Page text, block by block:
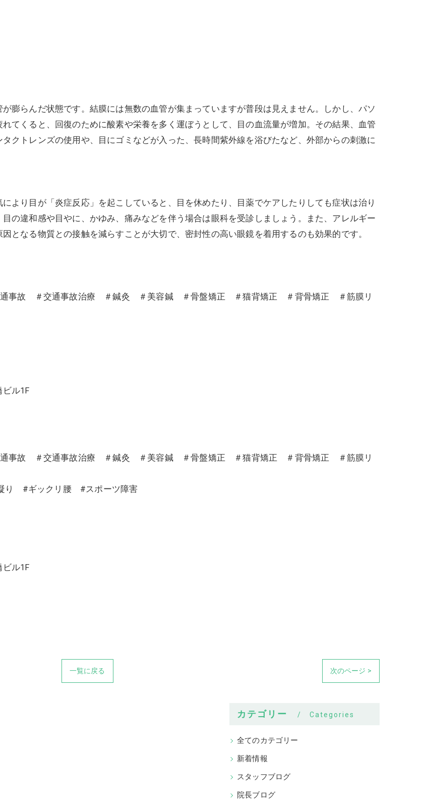
膨らんだ状態です。結膜には無数の血管が集まっていますが普段は見えません。しかし、パソ
てくると、回復のために酸素や栄養を多く運ぼうとして、目の血流量が増加。その結果、血管
クトレンズの使用や、目にゴミなどが入った、長時間紫外線を浴びたなど、外部からの刺激に
より目が「炎症反応」を起こしていると、目を休めたり、目薬でケアしたりしても症状は治り
の違和感や目やに、かゆみ、痛みなどを伴う場合は眼科を受診しましょう。また、アレルギー
となる物質との接触を減らすことが大切で、密封性の高い眼鏡を着用するのも効果的です。
事故 ＃交通事故治療 ＃鍼灸 ＃美容鍼 ＃骨盤矯正 ＃猫背矯正 ＃背骨矯正 ＃筋膜リ
ビル1F
事故 ＃交通事故治療 ＃鍼灸 ＃美容鍼 ＃骨盤矯正 ＃猫背矯正 ＃背骨矯正 ＃筋膜リ
#ギックリ腰 #スポーツ障害
ビル1F
一覧に戻る 次のページ >
カテゴリー Categories
全てのカテゴリー
新着情報
スタッフブログ
院長ブログ